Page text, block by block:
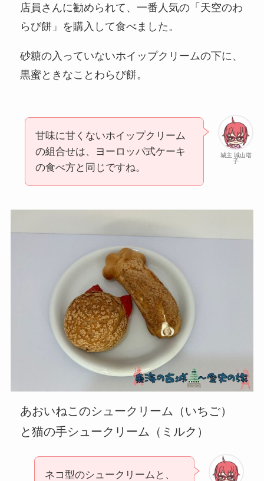
店員さんに勧められて、一番人気の「天空のわ
らび餅」を購入して食べました。
砂糖の入っていないホイップクリームの下に、
黒蜜ときなことわらび餅。
城主 城山塔
子
甘味に甘くないホイップクリーム
の組合せは、ヨーロッパ式ケーキ
の食べ方と同じですね。
あおいねこのシュークリーム（いちご）
と猫の手シュークリーム（ミルク）
ネコ型のシュークリームと、